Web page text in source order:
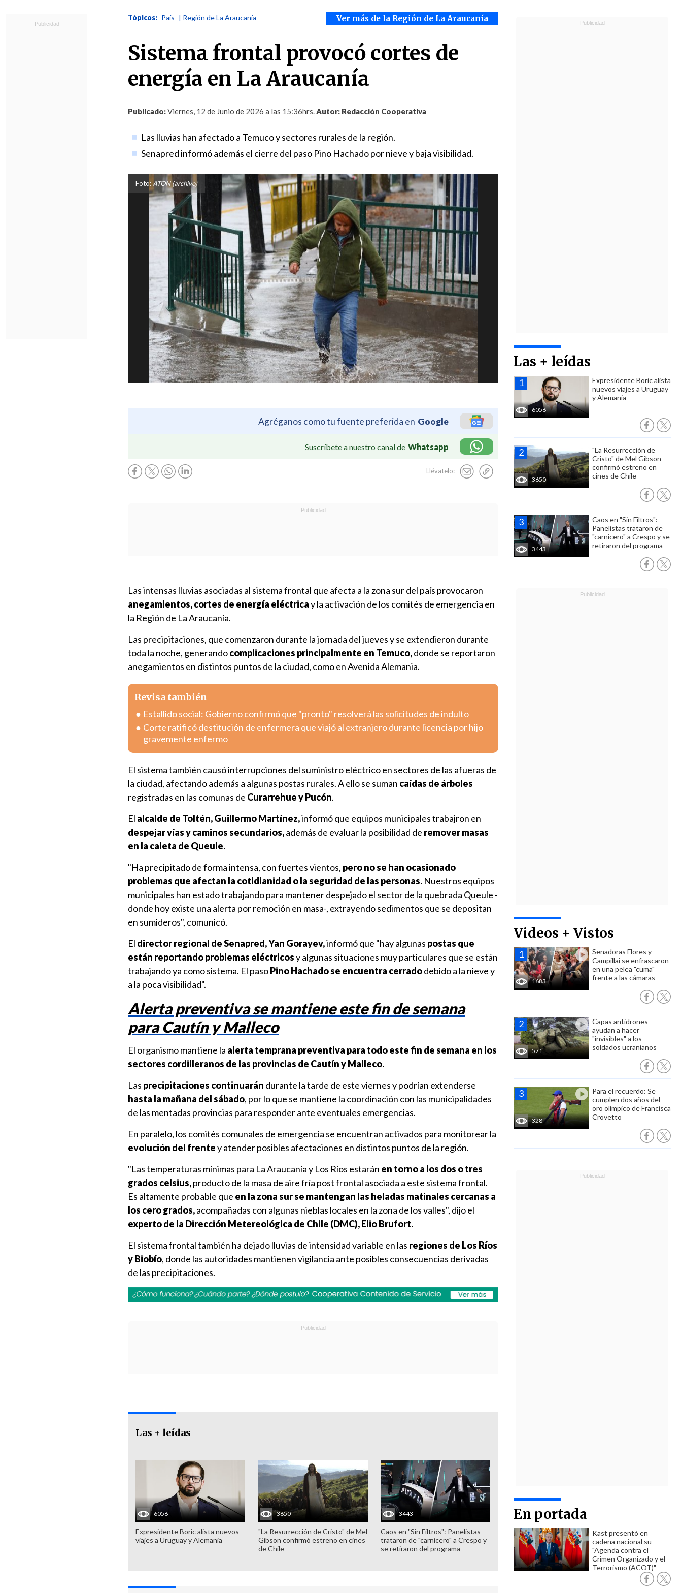
Ver más de la Región de La Araucanía
Tópicos: País | Región de La Araucanía
Sistema frontal provocó cortes de
energía en La Araucanía
Publicado:Viernes, 12 de Junio de 2026 a las 15:36hrs.Autor: Redacción Cooperativa
Las lluvias han afectado a Temuco y sectores rurales de la región.
Senapred informó además el cierre del paso Pino Hachado por nieve y baja visibilidad.
Foto: ATON (archivo)
Agréganos como tu fuente preferida en Google
Suscríbete a nuestro canal de Whatsapp
Llévatelo:
Las + leídas
6056
Expresidente Boric alista
nuevos viajes a Uruguay
y Alemania
3650
"La Resurrección de
Cristo" de Mel Gibson
confirmó estreno en
cines de Chile
3443
Caos en "Sin Filtros":
Panelistas trataron de
"carnicero" a Crespo y se
retiraron del programa
Videos + Vistos
1683
Senadoras Flores y
Campillai se enfrascaron
en una pelea "cuma"
frente a las cámaras
571
Capas antidrones
ayudan a hacer
"invisibles" a los
soldados ucranianos
328
Para el recuerdo: Se
cumplen dos años del
oro olímpico de Francisca
Crovetto
En portada
Kast presentó en
cadena nacional su
"Agenda contra el
Crimen Organizado y el
Terrorismo (ACOT)"
Las intensas lluvias asociadas al sistema frontal que afecta a la zona sur del país provocaron
anegamientos, cortes de energía eléctricay la activación de los comités de emergencia en
la Región de La Araucanía.
Las precipitaciones, que comenzaron durante la jornada del jueves y se extendieron durante
toda la noche, generandocomplicaciones principalmente en Temuco,donde se reportaron
anegamientos en distintos puntos de la ciudad, como en Avenida Alemania.
Revisa también
Estallido social: Gobierno confirmó que "pronto" resolverá las solicitudes de indulto
Corte ratificó destitución de enfermera que viajó al extranjero durante licencia por hijo
gravemente enfermo
El sistema también causó interrupciones del suministro eléctrico en sectores de las afueras de
la ciudad, afectando además a algunas postas rurales. A ello se suman caídas de árboles
registradas en las comunas de Curarrehue y Pucón.
El alcalde de Toltén, Guillermo Martínez,informó que equipos municipales trabajron en
despejar vías y caminos secundarios,además de evaluar la posibilidad de remover masas
en la caleta de Queule.
"Ha precipitado de forma intensa, con fuertes vientos, pero no se han ocasionado
problemas que afectan la cotidianidad o la seguridad de las personas. Nuestros equipos
municipales han estado trabajando para mantener despejado el sector de la quebrada Queule -
donde hoy existe una alerta por remoción en masa-, extrayendo sedimentos que se depositan
en sumideros", comunicó.
El director regional de Senapred, Yan Gorayev,informó que "hay algunas postas que
están reportando problemas eléctricosy algunas situaciones muy particulares que se están
trabajando ya como sistema. El pasoPino Hachado se encuentra cerradodebido a la nieve y
a la poca visibilidad".
Alerta preventiva se mantiene este fin de semana
para Cautín y Malleco
El organismo mantiene la alerta temprana preventiva para todo este fin de semana en los
sectores cordilleranos de las provincias de Cautín y Malleco.
Las precipitaciones continuarán durante la tarde de este viernes y podrían extenderse
hasta la mañana del sábado, por lo que se mantiene la coordinación con las municipalidades
de las mentadas provincias para responder ante eventuales emergencias.
En paralelo, los comités comunales de emergencia se encuentran activados para monitorear la
evolución del frentey atender posibles afectaciones en distintos puntos de la región.
"Las temperaturas mínimas para La Araucanía y Los Ríos estarán en torno a los dos o tres
grados celsius,producto de la masa de aire fría post frontal asociada a este sistema frontal.
Es altamente probable que en la zona sur se mantengan las heladas matinales cercanas a
los cero grados,acompañadas con algunas nieblas locales en la zona de los valles", dijo el
experto de la Dirección Metereológica de Chile (DMC), Elio Brufort.
El sistema frontal también ha dejado lluvias de intensidad variable en las regiones de Los Ríos
y Biobío, donde las autoridades mantienen vigilancia ante posibles consecuencias derivadas
de las precipitaciones.
Las + leídas
6056
Expresidente Boric alista nuevos
viajes a Uruguay y Alemania
3650
"La Resurrección de Cristo" de Mel
Gibson confirmó estreno en cines
de Chile
3443
Caos en "Sin Filtros": Panelistas
trataron de "carnicero" a Crespo y
se retiraron del programa